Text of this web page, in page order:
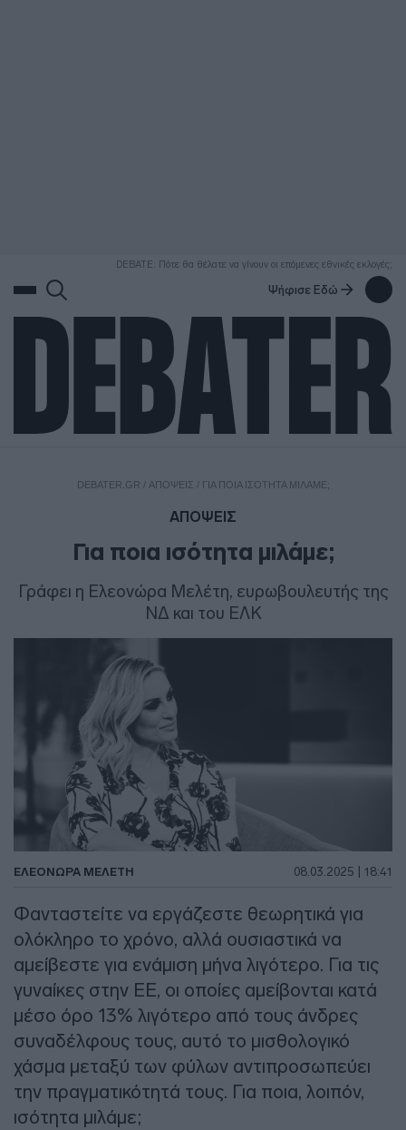
DEBATE: Πότε θα θέλατε να γίνουν οι επόμενες εθνικές εκλογές;
Ψήφισε Εδώ
DEBATER.GR / ΑΠΟΨΕΙΣ / ΓΙΑ ΠΟΙΑ ΙΣΌΤΗΤΑ ΜΙΛΆΜΕ;
ΑΠΟΨΕΙΣ
Για ποια ισότητα μιλάμε;
Γράφει η Ελεονώρα Μελέτη, ευρωβουλευτής της
ΝΔ και του ΕΛΚ
ΕΛΕΟΝΩΡΑ ΜΕΛΕΤΗ 08.03.2025 | 18:41
Φανταστείτε να εργάζεστε θεωρητικά για
ολόκληρο το χρόνο, αλλά ουσιαστικά να
αμείβεστε για ενάμιση μήνα λιγότερο. Για τις
γυναίκες στην ΕΕ, οι οποίες αμείβονται κατά
μέσο όρο 13% λιγότερο από τους άνδρες
συναδέλφους τους, αυτό το μισθολογικό
χάσμα μεταξύ των φύλων αντιπροσωπεύει
την πραγματικότητά τους. Για ποια, λοιπόν,
ισότητα μιλάμε;